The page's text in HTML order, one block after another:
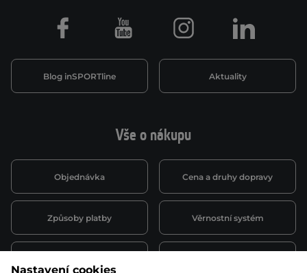
Vše o nákupu
Objednávka Cena a druhy dopravy
Způsoby platby Věrnostní systém
Blog inSPORTline Aktuality
Facebook Youtube Instagram LinkedIn
Nastavení cookies